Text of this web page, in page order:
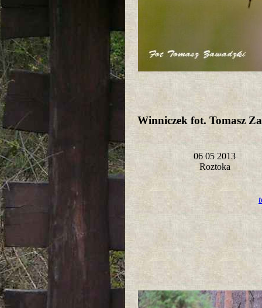
Winniczek fot. Tomasz
06 05 2013
Roztoka